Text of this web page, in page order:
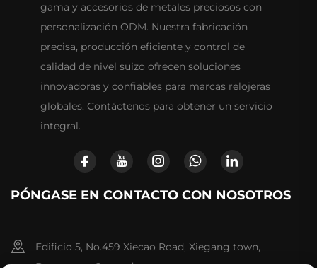
gama y accesorios de metales preciosos con
personalización ODM. Nuestra fabricación
precisa, producción eficiente y control de
calidad de nivel suizo ofrecen soluciones
innovadoras y confiables para marcas relojeras
globales. Contáctenos para obtener un servicio
integral.
PÓNGASE EN CONTACTO CON NOSOTROS
Edificio 5, No.459 Xiecao Road, Xiegang town,